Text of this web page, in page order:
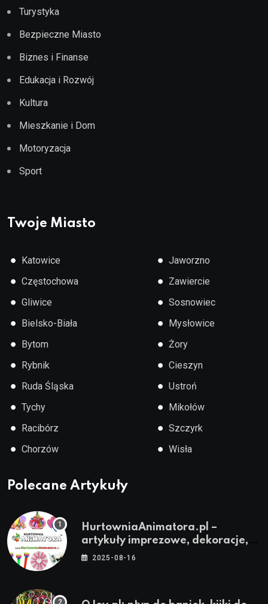
Turystyka
Bezpieczne Miasto
Biznes i Finanse
Edukacja i Rozwój
Kultura
Mieszkanie i Dom
Motoryzacja
Sport
Twoje Miasto
● Katowice
● Częstochowa
● Gliwice
● Bielsko-Biała
● Bytom
● Rybnik
● Ruda Śląska
● Tychy
● Racibórz
● Chorzów
● Jaworzno
● Zawiercie
● Sosnowiec
● Mysłowice
● Żory
● Cieszyn
● Ustroń
● Mikołów
● Szczyrk
● Wisła
Polecane Artykuły
HurtowniaAnimatora.pl –
artykuły imprezowe, dekoracje,
stroje i akcesoria dla animatorów
2025-08-16